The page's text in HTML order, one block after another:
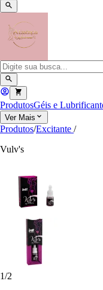
ProdutosGéis e
Ver Mais
Produtos/Excitante /
Vulv's
1/2